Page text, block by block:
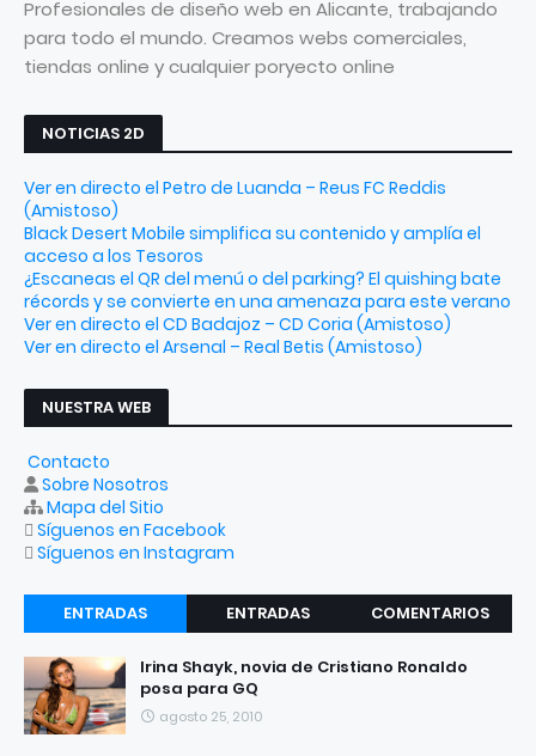
Profesionales de diseño web en Alicante, trabajando
para todo el mundo. Creamos webs comerciales,
tiendas online y cualquier poryecto online
NOTICIAS 2D
Ver en directo el Petro de Luanda – Reus FC Reddis
(Amistoso)
Black Desert Mobile simplifica su contenido y amplía el
acceso a los Tesoros
¿Escaneas el QR del menú o del parking? El quishing bate
récords y se convierte en una amenaza para este verano
Ver en directo el CD Badajoz – CD Coria (Amistoso)
Ver en directo el Arsenal – Real Betis (Amistoso)
NUESTRA WEB
Contacto
Sobre Nosotros
Mapa del Sitio
Síguenos en Facebook
Síguenos en Instagram
ENTRADAS
RECIENTES
ENTRADAS
COMENTARIOS
Irina Shayk, novia de Cristiano Ronaldo
posa para GQ
agosto 25, 2010